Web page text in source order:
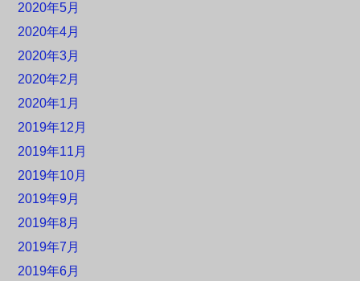
2020年5月
2020年4月
2020年3月
2020年2月
2020年1月
2019年12月
2019年11月
2019年10月
2019年9月
2019年8月
2019年7月
2019年6月